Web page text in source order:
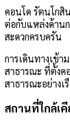
คอนโด รัตนโกสิ
ต่อกับแหล่งด้าน
สะดวกครบครัน
การเดินทางเข้
สาธารณะ ที่ตั้งค
สาธารณะอย่างเ
สถานที่ใกล้เคี